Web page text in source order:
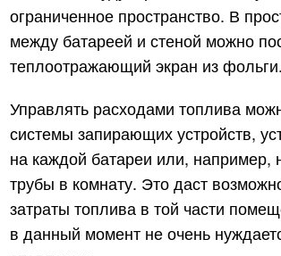
ограниченное пространство. В
между батареей и стеной можно
теплоотражающий экран из фольги.
Управлять расходами топлива
системы запирающих устройств,
на каждой батареи или, например,
трубы в комнату. Это даст
затраты топлива в той части
в данный момент не очень